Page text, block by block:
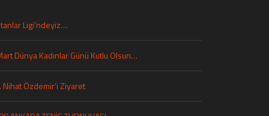
Ligi’ndeyiz…
Dünya Kadınlar Günü Kutlu Olsun…
Nihat Özdemir’i Ziyaret